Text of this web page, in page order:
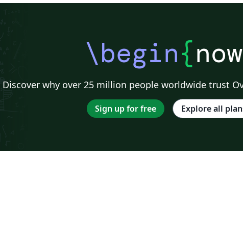
\begin{now
Discover why over 25 million people worldwide trust
Sign up for free Explore all